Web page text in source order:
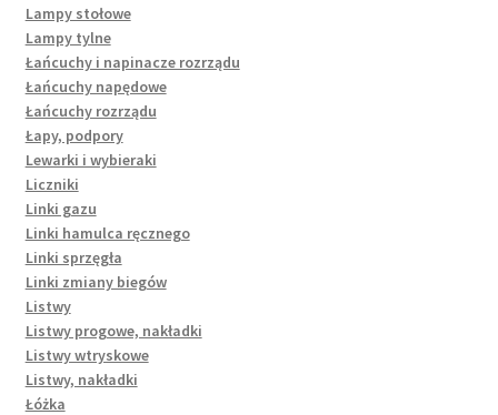
Lampy stołowe
Lampy tylne
Łańcuchy i napinacze rozrządu
Łańcuchy napędowe
Łańcuchy rozrządu
Łapy, podpory
Lewarki i wybieraki
Liczniki
Linki gazu
Linki hamulca ręcznego
Linki sprzęgła
Linki zmiany biegów
Listwy
Listwy progowe, nakładki
Listwy wtryskowe
Listwy, nakładki
Łóżka